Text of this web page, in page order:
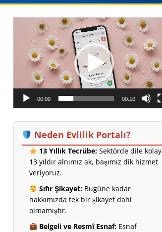
oynatıcı
00:00 00:10
Neden Evlilik Portalı?
13 Yıllık Tecrübe:Sektörde dile kolay
13 yıldır alnımız ak, başımız dik hizmet
veriyoruz.
Sıfır Şikayet:Bugüne kadar
hakkımızda tek bir şikayet dahi
olmamıştır.
Belgeli ve Resmî Esnaf:Esnaf